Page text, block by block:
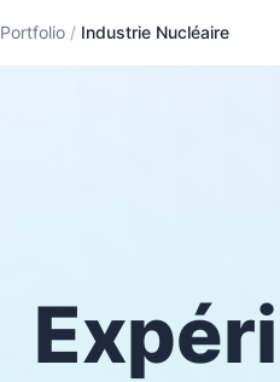
Portfolio / Industrie Nucléaire